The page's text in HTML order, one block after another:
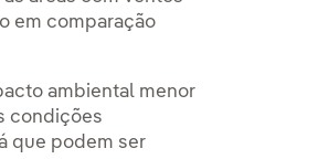
em comparação
ambiental menor
condições
que podem ser